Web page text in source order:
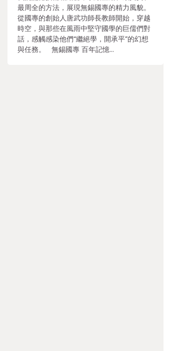
最周全的方法，展現無錫國專的精力風貌。
從國專的創始人唐武功師長教師開始，穿越
時空，與那些在風雨中堅守國學的巨儒們對
話，感觸感染他們“繼絕學，開承平”的幻想
與任務。 無錫國專 百年記憶…